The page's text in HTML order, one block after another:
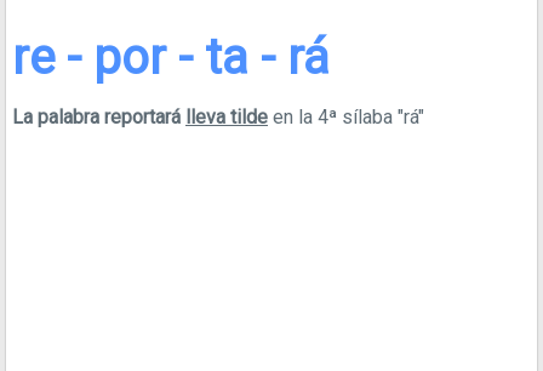
re - por - ta - rá
La palabra reportará lleva tilde en la 4ª sílaba "rá"